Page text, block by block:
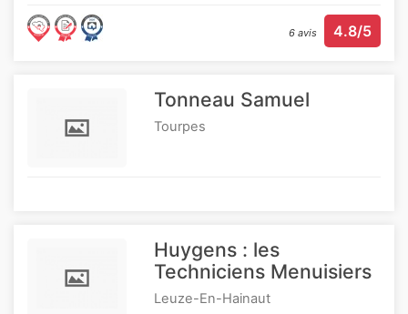
6 avis 4.8/5
Tonneau Samuel
Tourpes
Huygens : les
Techniciens Menuisiers
Leuze-En-Hainaut